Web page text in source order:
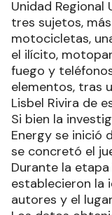
Unidad
tres sujetos,
motocicletas,
el ilícito,
fuego y
elementos, tras
Lisbel Rivira de
Si bien la
Energy se inició
se concretó el
Durante la
establecieron la
autores y el